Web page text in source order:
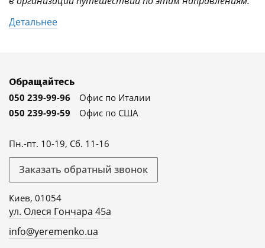
Детальнее
Обращайтесь
050 239-99-96
Офис по Италии
050 239-99-59
Офис по США
Пн.-пт. 10-19, Сб. 11-16
Заказать обратный звонок
Киев, 01054
ул. Олеся Гончара 45а
info@yeremenko.ua